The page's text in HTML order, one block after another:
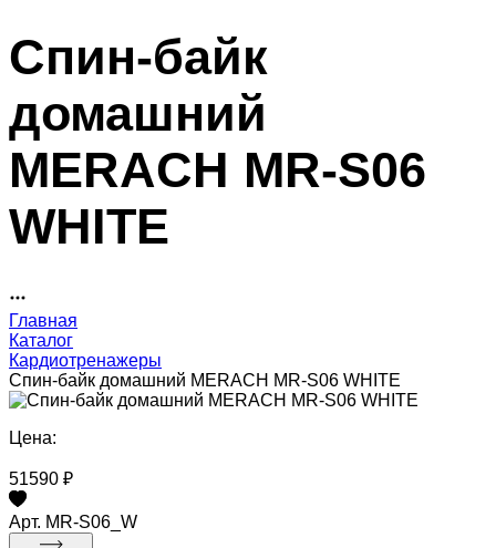
Спин-байк
домашний
MERACH MR-S06
WHITE
Главная
Каталог
Кардиотренажеры
Спин-байк домашний MERACH MR-S06 WHITE
Цена:
51590 ₽
Арт. MR-S06_W